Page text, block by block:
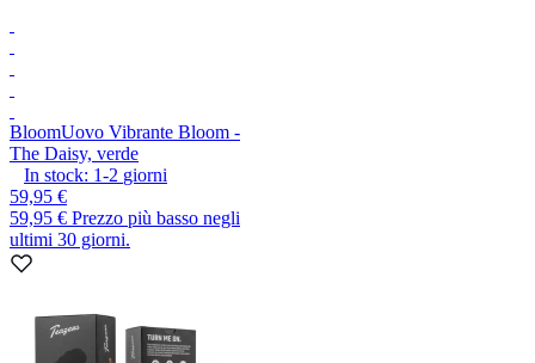
BloomUovo Vibrante Bloom -
The Daisy, verde
In stock: 1-2 giorni
59,95 €
59,95 € Prezzo più basso negli
ultimi 30 giorni.